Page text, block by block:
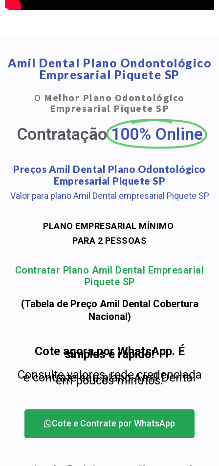
Amil Dental Plano Ondontológico
Empresarial Piquete SP
O Melhor Plano Odontológico
Empresarial Piquete SP
Contratação 100% Online
Preços Amil Dental Plano Odontológico
Empresarial Piquete SP
Valor para plano Amil Dental empresarial Piquete SP
PLANO EMPRESARIAL MÍNIMO
PARA 2 PESSOAS
Contratar Plano Amil Dental Empresarial
Piquete SP
(Tabela de Preço Amil Dental Cobertura
Nacional)
Cote agora por WhatsApp. É
simples e rápido!
Consulte valores, rede credenciada
e contrate seu plano Amil Dental
em poucos minutos.
Cote e Contrate por WhatsApp